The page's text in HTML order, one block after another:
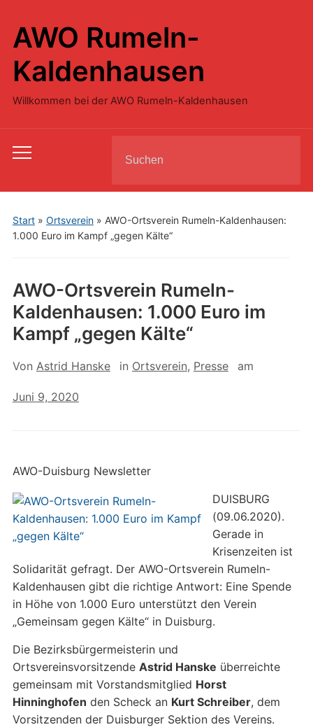
AWO Rumeln-
Kaldenhausen
Willkommen bei der AWO Rumeln-Kaldenhausen
Toggle
menu
for:
Start» Ortsverein» AWO-Ortsverein Rumeln-Kaldenhausen:
1.000 Euro im Kampf „gegen Kälte“
AWO-Ortsverein Rumeln-
Kaldenhausen: 1.000 Euro im
Kampf „gegen Kälte“
Von Astrid Hanske in Ortsverein, Presse am
Juni 9, 2020
AWO-Duisburg Newsletter
DUISBURG
(09.06.2020).
Gerade in
Krisenzeiten ist
Solidarität gefragt. Der AWO-Ortsverein Rumeln-
Kaldenhausen gibt die richtige Antwort: Eine Spende
in Höhe von 1.000 Euro unterstützt den Verein
„Gemeinsam gegen Kälte“ in Duisburg.
Die Bezirksbürgermeisterin und
Ortsvereinsvorsitzende Astrid Hanske überreichte
gemeinsam mit Vorstandsmitglied Horst
Hinninghofen den Scheck an Kurt Schreiber, dem
Vorsitzenden der Duisburger Sektion des Vereins.